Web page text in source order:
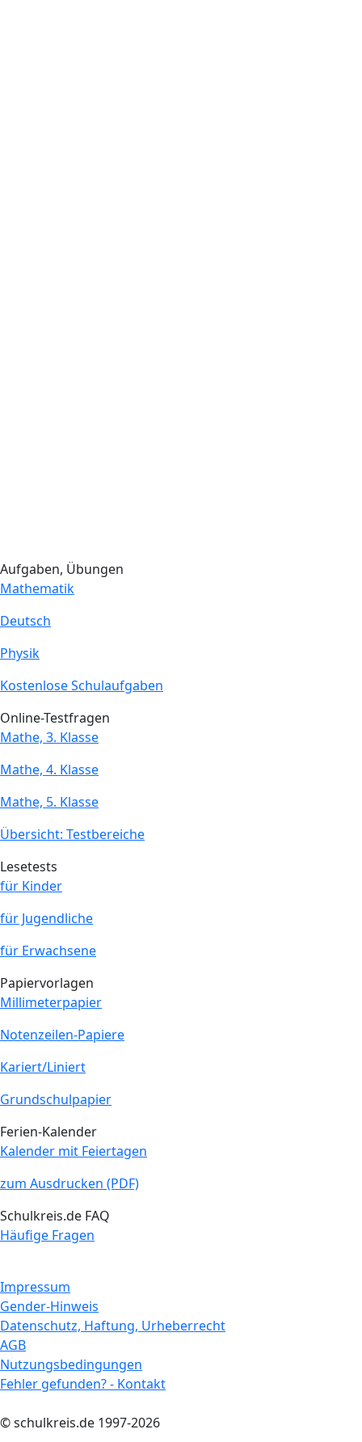
Aufgaben, Übungen
Mathematik
Deutsch
Physik
Kostenlose Schulaufgaben
Online-Testfragen
Mathe, 3. Klasse
Mathe, 4. Klasse
Mathe, 5. Klasse
Übersicht: Testbereiche
Lesetests
für Kinder
für Jugendliche
für Erwachsene
Papiervorlagen
Millimeterpapier
Notenzeilen-Papiere
Kariert/Liniert
Grundschulpapier
Ferien-Kalender
Kalender mit Feiertagen
zum Ausdrucken (PDF)
Schulkreis.de FAQ
Häufige Fragen
Impressum
Gender-Hinweis
Datenschutz, Haftung, Urheberrecht
AGB
Nutzungsbedingungen
Fehler gefunden? - Kontakt
© schulkreis.de 1997-2026